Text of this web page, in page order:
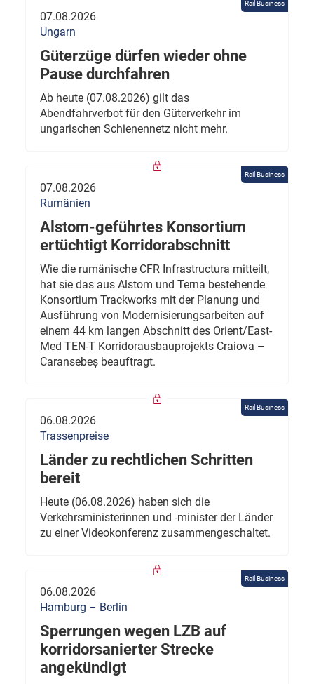
Rail Business
07.08.2026
Ungarn
Güterzüge dürfen wieder ohne
Pause durchfahren
Ab heute (07.08.2026) gilt das
Abendfahrverbot für den Güterverkehr im
ungarischen Schienennetz nicht mehr.
Rail Business
07.08.2026
Rumänien
Alstom-geführtes Konsortium
ertüchtigt Korridorabschnitt
Wie die rumänische CFR Infrastructura mitteilt,
hat sie das aus Alstom und Terna bestehende
Konsortium Trackworks mit der Planung und
Ausführung von Modernisierungsarbeiten auf
einem 44 km langen Abschnitt des Orient/East-
Med TEN-T Korridorausbauprojekts Craiova –
Caransebeș beauftragt.
Rail Business
06.08.2026
Trassenpreise
Länder zu rechtlichen Schritten
bereit
Heute (06.08.2026) haben sich die
Verkehrsministerinnen und -minister der Länder
zu einer Videokonferenz zusammengeschaltet.
Rail Business
06.08.2026
Hamburg – Berlin
Sperrungen wegen LZB auf
korridorsanierter Strecke
angekündigt